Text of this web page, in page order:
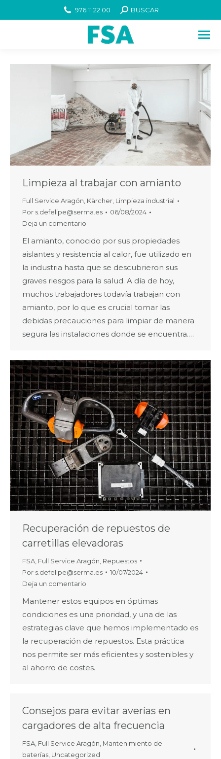
976 11 22 00 BUSCAR
Limpieza al trabajar con amianto
Full Service Aragón Kärcher Limpieza industrial
Por s.defelipe@serma.es
06/08/2024
Deja un comentario
El amianto, conocido por sus propiedades
aislantes y resistencia al calor, fue utilizado en
la industria hasta que se descubrieron sus
graves riesgos para la salud. A día de hoy,
muchos trabajadores todavía trabajan con
amianto, por lo que es crucial tomar las
debidas precauciones para limpiar de manera
segura las instalaciones donde se encuentra.…
Recuperación de repuestos de
carretillas elevadoras
FSA Full Service Aragón Repuestos
Por s.defelipe@serma.es
10/07/2024
Deja un comentario
Mantener estos equipos en óptimas
condiciones es una prioridad, y una de las
estrategias clave que hemos implementado es
la recuperación de repuestos. Esta práctica
nos permite ser más eficientes y sostenibles y
al ahorro de costes.
Consejos para evitar averías en
cargadores de alta frecuencia
FSA Full Service Aragón Mantenimiento de
baterías Uncategorized